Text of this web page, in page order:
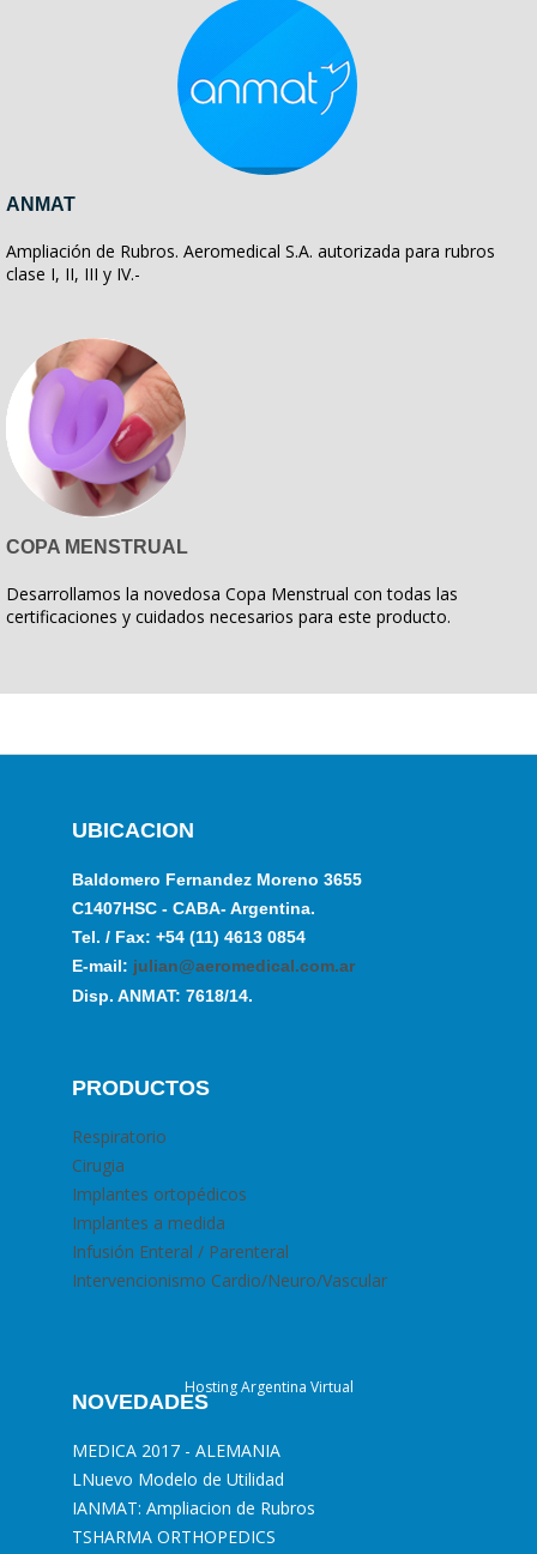
ANMAT
Ampliación de Rubros. Aeromedical S.A. autorizada para rubros
clase I, II, III y IV.-
COPA MENSTRUAL
Desarrollamos la novedosa Copa Menstrual con todas las
certificaciones y cuidados necesarios para este producto.
UBICACION
Baldomero Fernandez Moreno 3655
C1407HSC - CABA- Argentina.
Tel. / Fax: +54 (11) 4613 0854
E-mail: julian@aeromedical.com.ar
Disp. ANMAT: 7618/14.
PRODUCTOS
Respiratorio
Cirugia
Implantes ortopédicos
Implantes a medida
Infusión Enteral / Parenteral
Intervencionismo Cardio/Neuro/Vascular
NOVEDADES
MEDICA 2017 - ALEMANIA
LNuevo Modelo de Utilidad
IANMAT: Ampliacion de Rubros
TSHARMA ORTHOPEDICS
Hosting Argentina Virtual